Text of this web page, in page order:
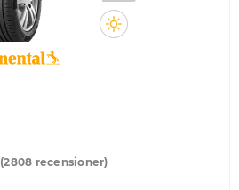
(2808 recensioner)